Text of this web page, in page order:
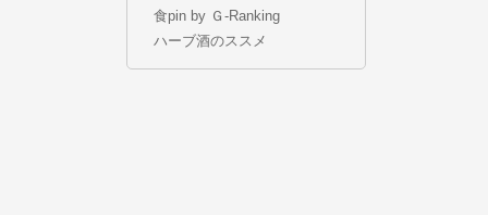
食pin by Ｇ-Ranking
ハーブ酒のススメ